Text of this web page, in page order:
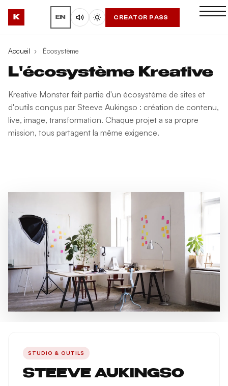
K EN CREATOR PASS
Accueil › Écosystème
L'écosystème Kreative
Kreative Monster fait partie d'un écosystème de sites et
d'outils conçus par Steeve Aukingso : création de contenu,
live, image, transformation. Chaque projet a sa propre
mission, tous partagent la même exigence.
STUDIO & OUTILS
STEEVE AUKINGSO